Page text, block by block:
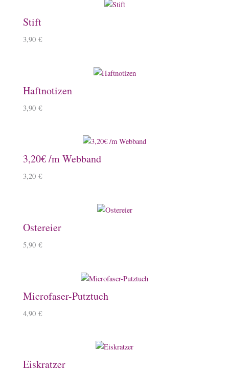
Stift
3,90 €
Haftnotizen
3,90 €
3,20€ /m Webband
3,20 €
Ostereier
5,90 €
Microfaser-Putztuch
4,90 €
Eiskratzer